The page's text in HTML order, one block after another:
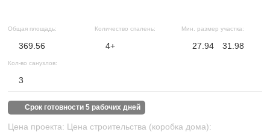
Общая площадь:
369.56
Количество спалень:
4+
Мин. размер участка:
27.94 31.98
Кол-во санузлов:
3
срок готовности 5 рабочих дней
Цена проекта: Цена строительства (коробка дома):